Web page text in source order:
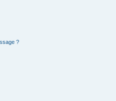
?